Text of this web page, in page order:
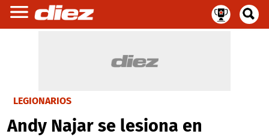
LEGIONARIOS
Andy Najar se lesiona en